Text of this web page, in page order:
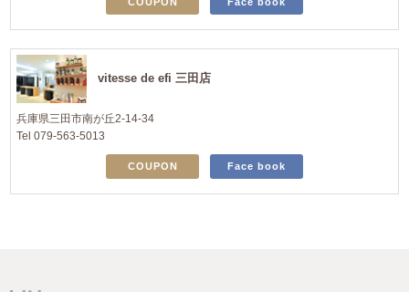
vitesse de efi 三田店
兵庫県三田市南が丘2-14-34
Tel 079-563-5013
COUPON Face book